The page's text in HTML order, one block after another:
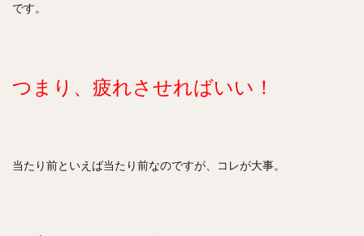
です。
つまり、疲れさせればいい！
当たり前といえば当たり前なのですが、コレが大事。